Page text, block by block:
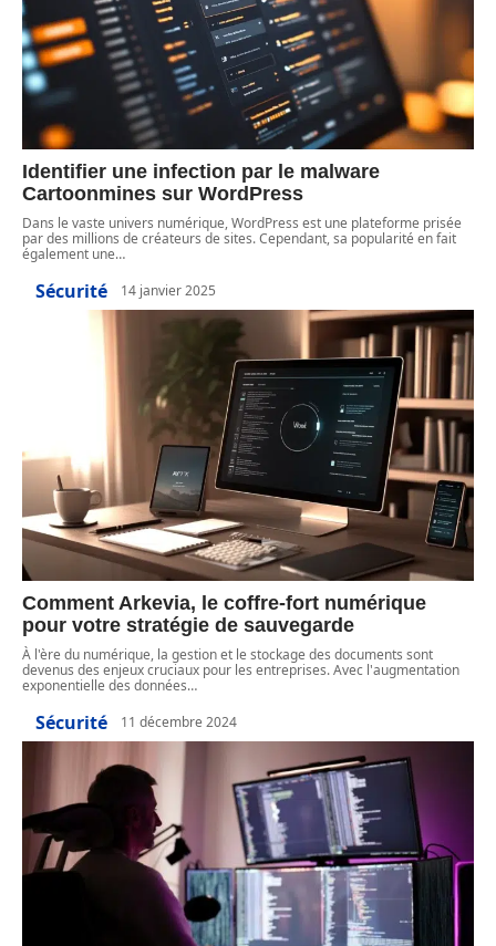
Identifier une infection par le malware
Cartoonmines sur WordPress
Dans le vaste univers numérique, WordPress est une plateforme prisée
par des millions de créateurs de sites. Cependant, sa popularité en fait
également une…
Sécurité 14 janvier 2025
Comment Arkevia, le coffre-fort numérique
pour votre stratégie de sauvegarde
À l'ère du numérique, la gestion et le stockage des documents sont
devenus des enjeux cruciaux pour les entreprises. Avec l'augmentation
exponentielle des données…
Sécurité 11 décembre 2024